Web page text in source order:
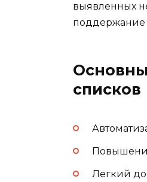
выявленных
поддержание
списков
Легкий